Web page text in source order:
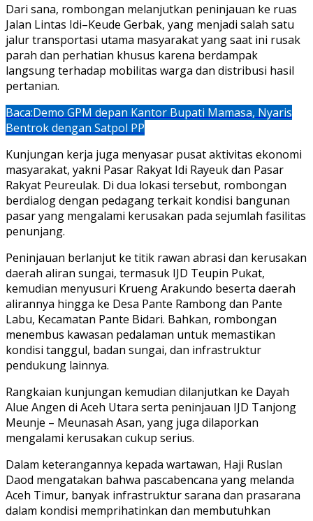
Dari sana, rombongan melanjutkan peninjauan ke ruas
Jalan Lintas Idi–Keude Gerbak, yang menjadi salah satu
jalur transportasi utama masyarakat yang saat ini rusak
parah dan perhatian khusus karena berdampak
langsung terhadap mobilitas warga dan distribusi hasil
pertanian.
Baca:Demo GPM depan Kantor Bupati Mamasa, Nyaris
Bentrok dengan Satpol PP
Kunjungan kerja juga menyasar pusat aktivitas ekonomi
masyarakat, yakni Pasar Rakyat Idi Rayeuk dan Pasar
Rakyat Peureulak. Di dua lokasi tersebut, rombongan
berdialog dengan pedagang terkait kondisi bangunan
pasar yang mengalami kerusakan pada sejumlah fasilitas
penunjang.
Peninjauan berlanjut ke titik rawan abrasi dan kerusakan
daerah aliran sungai, termasuk IJD Teupin Pukat,
kemudian menyusuri Krueng Arakundo beserta daerah
alirannya hingga ke Desa Pante Rambong dan Pante
Labu, Kecamatan Pante Bidari. Bahkan, rombongan
menembus kawasan pedalaman untuk memastikan
kondisi tanggul, badan sungai, dan infrastruktur
pendukung lainnya.
Rangkaian kunjungan kemudian dilanjutkan ke Dayah
Alue Angen di Aceh Utara serta peninjauan IJD Tanjong
Meunje – Meunasah Asan, yang juga dilaporkan
mengalami kerusakan cukup serius.
Dalam keterangannya kepada wartawan, Haji Ruslan
Daod mengatakan bahwa pascabencana yang melanda
Aceh Timur, banyak infrastruktur sarana dan prasarana
dalam kondisi memprihatinkan dan membutuhkan